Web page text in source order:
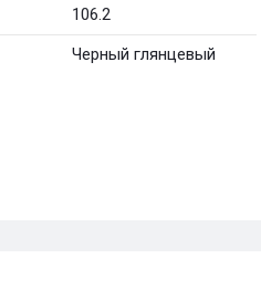
106.2
Черный глянцевый